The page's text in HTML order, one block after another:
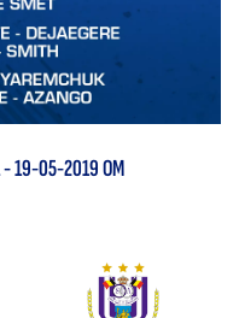
- 19-05-2019 OM